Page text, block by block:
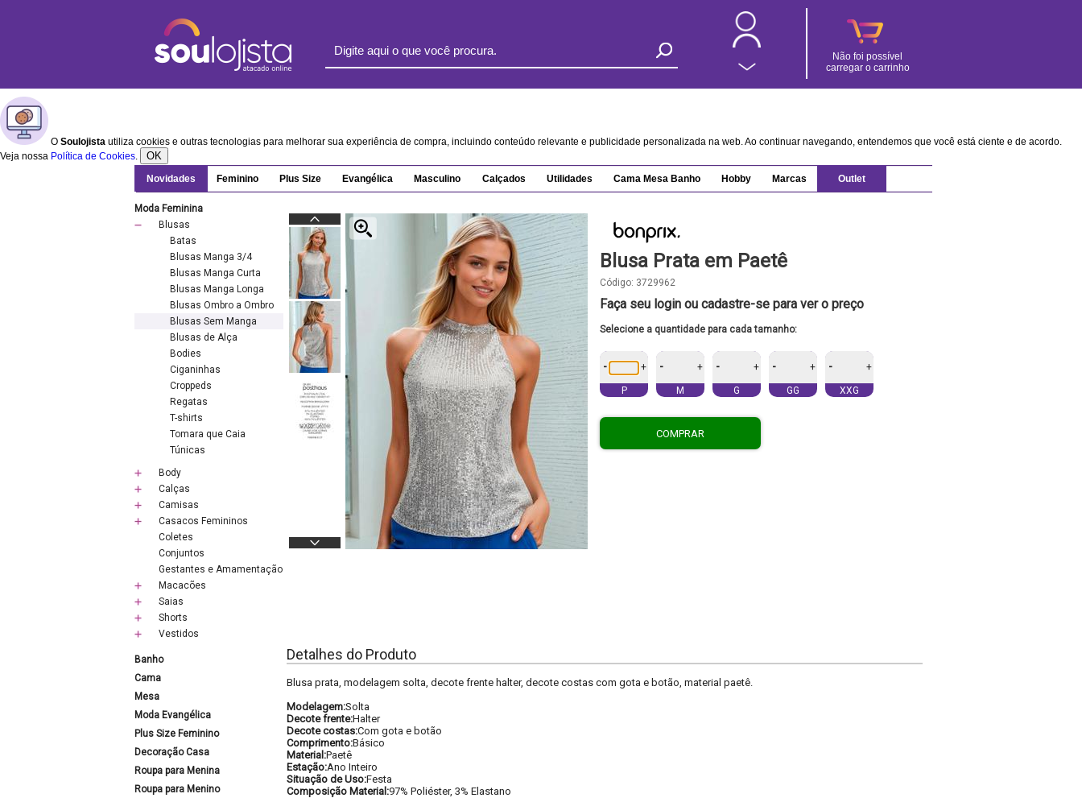
Não foi possível
carregar o carrinho
O Soulojista utiliza cookies e outras tecnologias para melhorar sua experiência de compra, incluindo conteúdo relevante e publicidade personalizada na web. Ao continuar navegando, entendemos que você está ciente e de acordo.
Veja nossa Política de Cookies. OK
Novidades Feminino Plus Size Evangélica Masculino Calçados Utilidades Cama Mesa Banho Hobby Marcas Outlet
Moda Feminina
Blusas
Batas
Blusas Manga 3/4
Blusas Manga Curta
Blusas Manga Longa
Blusas Ombro a Ombro
Blusas Sem Manga
Blusas de Alça
Bodies
Ciganinhas
Croppeds
Regatas
T-shirts
Tomara que Caia
Túnicas
Body
Calças
Camisas
Casacos Femininos
Coletes
Conjuntos
Gestantes e Amamentação
Macacões
Saias
Shorts
Vestidos
Banho
Cama
Mesa
Moda Evangélica
Plus Size Feminino
Decoração Casa
Roupa para Menina
Roupa para Menino
Blusa Prata em Paetê
Código: 3729962
Faça seu login ou cadastre-se para ver o preço
Selecione a quantidade para cada tamanho:
- +
P
- +
M
- +
G
- +
GG
- +
XXG
COMPRAR
Detalhes do Produto
Blusa prata, modelagem solta, decote frente halter, decote costas com gota e botão, material paetê.
Modelagem:Solta
Decote frente:Halter
Decote costas:Com gota e botão
Comprimento:Básico
Material:Paetê
Estação:Ano Inteiro
Situação de Uso:Festa
Composição Material:97% Poliéster, 3% Elastano